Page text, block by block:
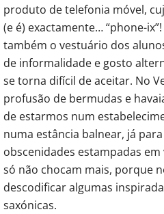
produto de telefonia móvel,
(e é) exactamente… “phone-
também o vestuário dos
de informalidade e gosto
se torna difícil de aceitar. No
profusão de bermudas e
de estarmos num
numa estância balnear, já
obscenidades estampadas
só não chocam mais, porque
descodificar algumas
saxónicas.